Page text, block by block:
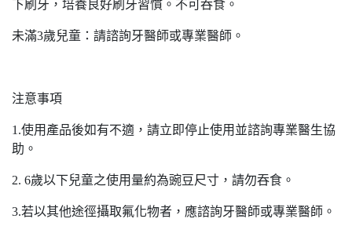
下刷牙，培養良好刷牙習慣。不可吞食。
未滿3歲兒童：請諮詢牙醫師或專業醫師。
注意事項
1.使用產品後如有不適，請立即停止使用並諮詢專業醫生協
助。
2. 6歲以下兒童之使用量約為豌豆尺寸，請勿吞食。
3.若以其他途徑攝取氟化物者，應諮詢牙醫師或專業醫師。